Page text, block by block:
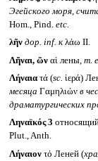
Эгейского моря,
Hom., Pind. etc.
λῆν дор. inf. кλάω II.
Λῆναι, ῶναἱ лены, т. е.
Λήναια τά (sc. ἱερά)
месяца Γαμηλιών в
драматургических
Ληναϊκός 3
Plut., Anth.
Λήναιον τό Леней (